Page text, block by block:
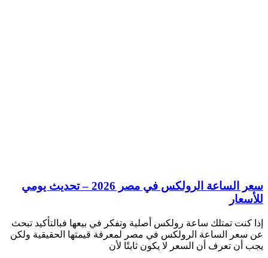
سعر الساعة الرولكس في مصر 2026 – تحديث يومي
للأسعار
إذا كنت تمتلك ساعة رولكس أصلية وتفكر في بيعها فبالتأكيد تبحث
عن سعر الساعة الرولكس في مصر لمعرفة قيمتها الحقيقية ولكن
يجب أن تعرف أن السعر لا يكون ثابتًا لأن